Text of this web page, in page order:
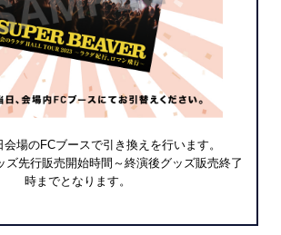
場のFCブースで引き換えを行います。
先行販売開始時間～終演後グッズ販売終了
時までとなります。